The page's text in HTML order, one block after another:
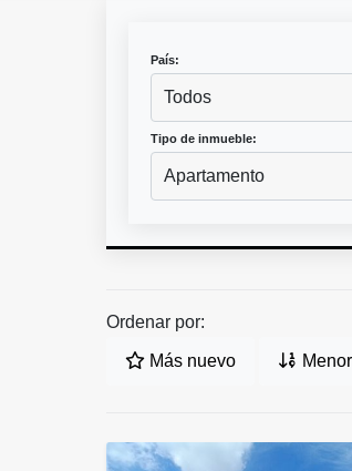
País:
Todos
Tipo de inmueble:
Apartamento
Ordenar por:
Más nuevo